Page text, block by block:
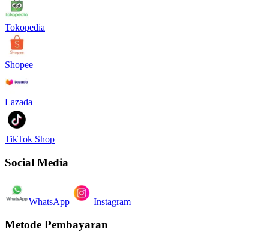
Tokopedia
Shopee
Lazada
TikTok Shop
Social Media
WhatsApp Instagram
Metode Pembayaran